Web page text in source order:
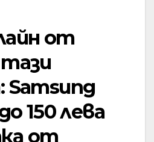
от
Samsung
150 лева
от